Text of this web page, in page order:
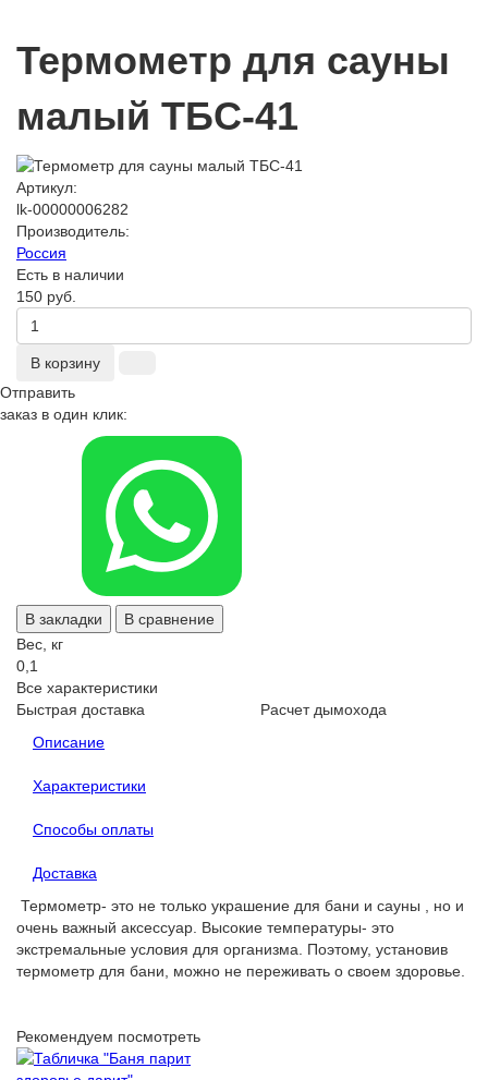
Термометр для сауны
малый ТБС-41
Артикул:
lk-00000006282
Производитель:
Россия
Есть в наличии
150 руб.
В корзину
Отправить
заказ в один клик:
В закладки
В сравнение
Вес, кг
0,1
Все характеристики
Быстрая доставка
Расчет дымохода
Описание
Характеристики
Способы оплаты
Доставка
Термометр- это не только украшение для бани и сауны , но и
очень важный аксессуар. Высокие температуры- это
экстремальные условия для организма. Поэтому, установив
термометр для бани, можно не переживать о своем здоровье.
Рекомендуем посмотреть